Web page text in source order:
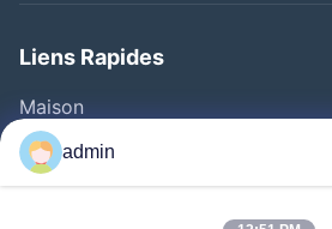
Liens Rapides
Maison
Produits
Vidéos
admin